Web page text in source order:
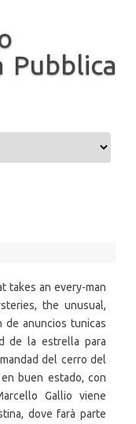
Pubblica
takes an every-man
the unusual,
de anuncios tunicas
de la estrella para
del cerro del
buen estado, con
Gallio viene
dove farà parte